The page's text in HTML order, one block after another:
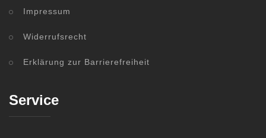
Impressum
Widerrufsrecht
Erklärung zur Barrierefreiheit
Service